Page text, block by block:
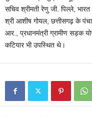
सचिव श्रीमती रेणु जी. पिल्ले,
श्री आशीष गोयल, छत्तीसगढ़ के
आर., प्रधानमंत्री ग्रामीण सड़क
कटियार भी उपस्थित थे।